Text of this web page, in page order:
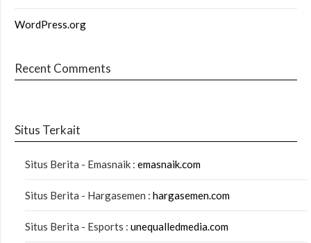
WordPress.org
Recent Comments
Situs Terkait
Situs Berita - Emasnaik : emasnaik.com
Situs Berita - Hargasemen : hargasemen.com
Situs Berita - Esports : unequalledmedia.com